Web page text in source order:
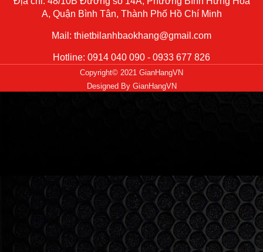
A, Quận Bình Tân, Thành Phố Hồ Chí Minh
Mail: thietbilanhbaokhang@gmail.com
Hotline: 0914 040 090 - 0933 677 826
Copyright© 2021 GianHangVN
Designed By GianHangVN